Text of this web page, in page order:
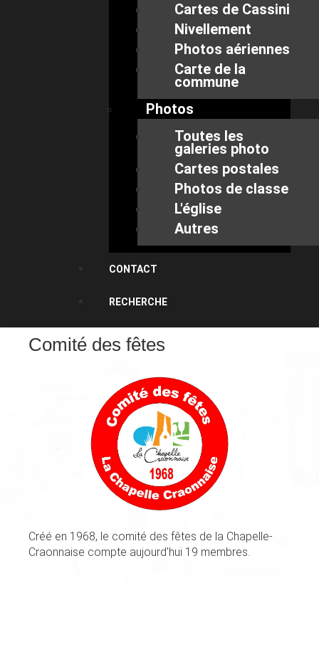
Cartes de Cassini
Nivellement
Photos aériennes
Carte de la
commune
Photos
Toutes les
galeries photo
Cartes postales
Photos de classe
L'église
Autres
CONTACT
RECHERCHE
Comité des fêtes
Créé en 1968, le comité des fêtes de la Chapelle-
Craonnaise compte aujourd'hui 19 membres.